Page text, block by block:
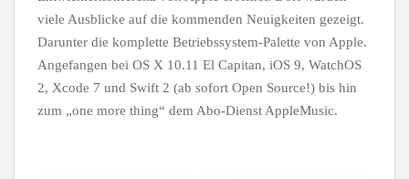
viele Ausblicke auf die kommenden Neuigkeiten gezeigt.
Darunter die komplette Betriebssystem-Palette von Apple.
Angefangen bei OS X 10.11 El Capitan, iOS 9, WatchOS
2, Xcode 7 und Swift 2 (ab sofort Open Source!) bis hin
zum „one more thing“ dem Abo-Dienst AppleMusic.